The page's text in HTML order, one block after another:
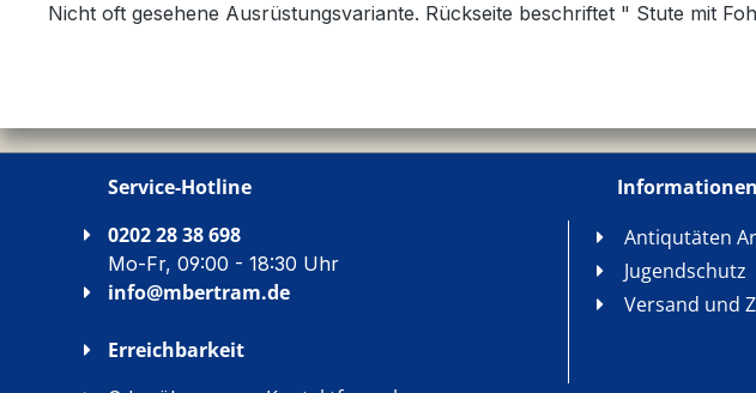
Nicht oft gesehene Ausrüstungsvariante. Rückseite beschriftet " Stute mit
Service-Hotline
0202 28 38 698
Mo-Fr, 09:00 - 18:30 Uhr
info@mbertram.de
Erreichbarkeit
Informationen
Antiqutäten
Jugendschutz
Versand und